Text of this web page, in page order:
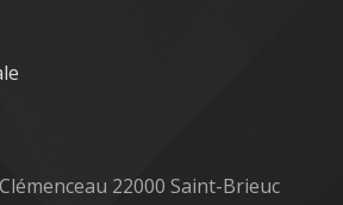
22000 Saint-Brieuc